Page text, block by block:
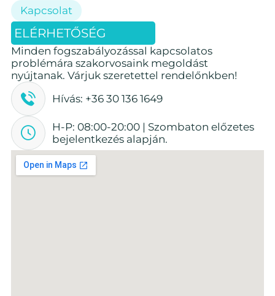
Kapcsolat
ELÉRHETŐSÉG
Minden fogszabályozással kapcsolatos
problémára szakorvosaink megoldást
nyújtanak. Várjuk szeretettel rendelőnkben!
Hívás: +36 30 136 1649
H-P: 08:00-20:00 | Szombaton előzetes
bejelentkezés alapján.